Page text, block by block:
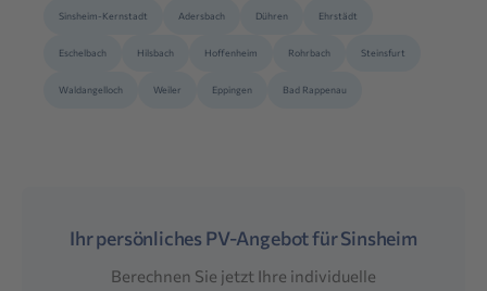
Sinsheim-Kernstadt Adersbach Dühren Ehrstädt
Eschelbach Hilsbach Hoffenheim Rohrbach Steinsfurt
Waldangelloch Weiler Eppingen Bad Rappenau
Ihr persönliches PV-Angebot für Sinsheim
Berechnen Sie jetzt Ihre individuelle